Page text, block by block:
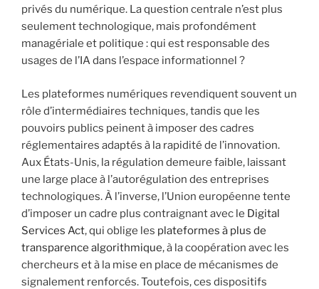
privés du numérique. La question centrale n’est plus
seulement technologique, mais profondément
managériale et politique : qui est responsable des
usages de l’IA dans l’espace informationnel ?
Les plateformes numériques revendiquent souvent un
rôle d’intermédiaires techniques, tandis que les
pouvoirs publics peinent à imposer des cadres
réglementaires adaptés à la rapidité de l’innovation.
Aux États-Unis, la régulation demeure faible, laissant
une large place à l’autorégulation des entreprises
technologiques. À l’inverse, l’Union européenne tente
d’imposer un cadre plus contraignant avec le Digital
Services Act, qui oblige les plateformes à plus de
transparence algorithmique, à la coopération avec les
chercheurs et à la mise en place de mécanismes de
signalement renforcés. Toutefois, ces dispositifs